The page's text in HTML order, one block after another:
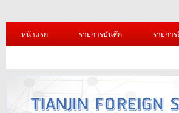
หน้าแรก รายการบันทึก รายกา